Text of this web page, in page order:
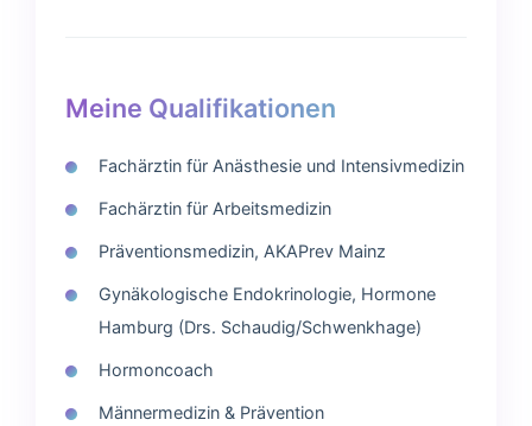
Meine Qualifikationen
Fachärztin für Anästhesie und Intensivmedizin
Fachärztin für Arbeitsmedizin
Präventionsmedizin, AKAPrev Mainz
Gynäkologische Endokrinologie, Hormone
Hamburg (Drs. Schaudig/Schwenkhage)
Hormoncoach
Männermedizin & Prävention